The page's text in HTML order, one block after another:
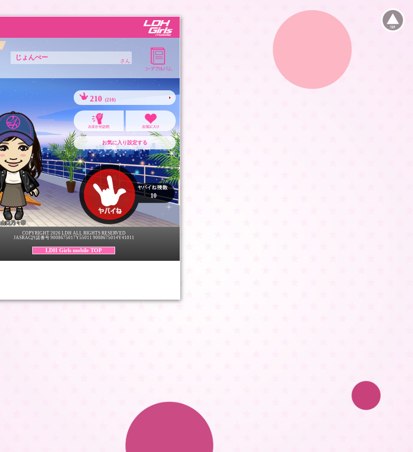
じょんぺー さん
山口乃々華
210 (210)
お気に入り設定する
10
COPYRIGHT 2026 LDH ALL RIGHTS RESERVED
JASRAC許諾番号 9008675017Y55011 9008675014Y41011
LDH Girls mobile TOP